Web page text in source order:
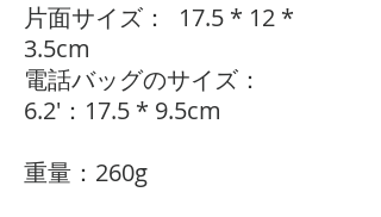
片面サイズ：
17.5 * 12 *
3.5cm
電話バッグのサイズ：
6.2'：17.5 * 9.5cm
重量：260g